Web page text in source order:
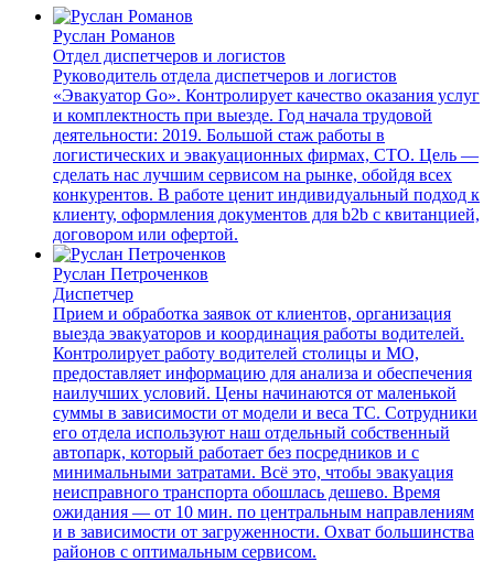
Руслан Романов
Отдел диспетчеров и логистов
Руководитель отдела диспетчеров и логистов
«Эвакуатор Go». Контролирует качество оказания услуг
и комплектность при выезде. Год начала трудовой
деятельности: 2019. Большой стаж работы в
логистических и эвакуационных фирмах, СТО. Цель —
сделать нас лучшим сервисом на рынке, обойдя всех
конкурентов. В работе ценит индивидуальный подход к
клиенту, оформления документов для b2b с квитанцией,
договором или офертой.
Руслан Петроченков
Диспетчер
Прием и обработка заявок от клиентов, организация
выезда эвакуаторов и координация работы водителей.
Контролирует работу водителей столицы и МО,
предоставляет информацию для анализа и обеспечения
наилучших условий. Цены начинаются от маленькой
суммы в зависимости от модели и веса ТС. Сотрудники
его отдела используют наш отдельный собственный
автопарк, который работает без посредников и с
минимальными затратами. Всё это, чтобы эвакуация
неисправного транспорта обошлась дешево. Время
ожидания — от 10 мин. по центральным направлениям
и в зависимости от загруженности. Охват большинства
районов с оптимальным сервисом.